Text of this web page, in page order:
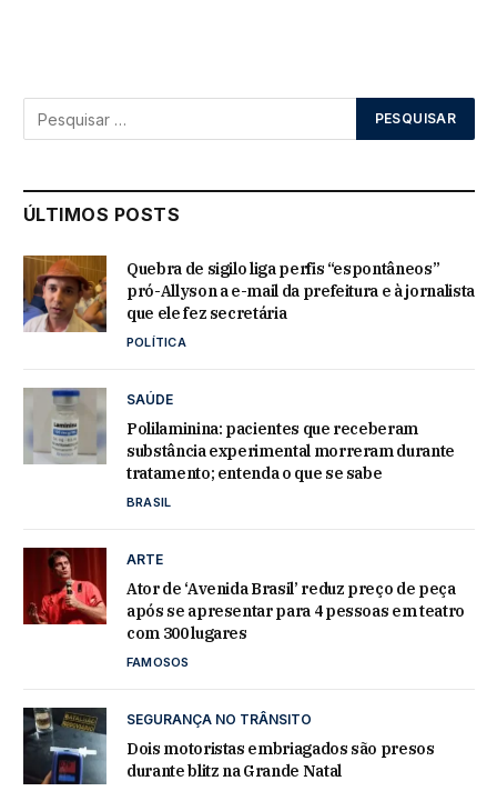
ÚLTIMOS POSTS
Quebra de sigilo liga perfis “espontâneos”
pró-Allyson a e-mail da prefeitura e à jornalista
que ele fez secretária
POLÍTICA
SAÚDE
Polilaminina: pacientes que receberam
substância experimental morreram durante
tratamento; entenda o que se sabe
BRASIL
ARTE
Ator de ‘Avenida Brasil’ reduz preço de peça
após se apresentar para 4 pessoas em teatro
com 300 lugares
FAMOSOS
SEGURANÇA NO TRÂNSITO
Dois motoristas embriagados são presos
durante blitz na Grande Natal